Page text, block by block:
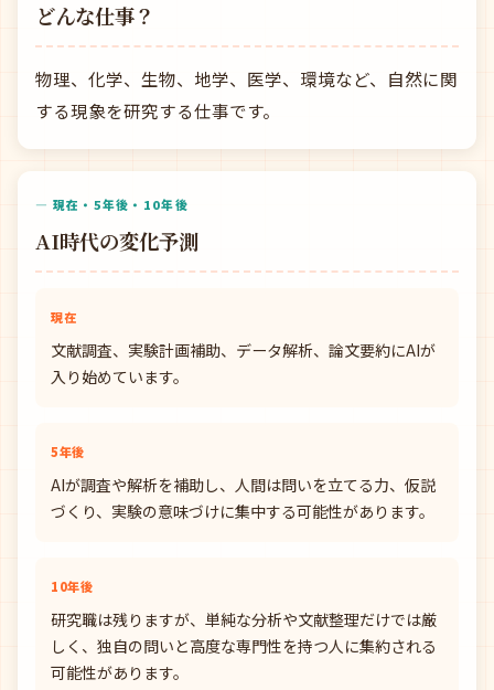
どんな仕事？
物理、化学、生物、地学、医学、環境など、自然に関
する現象を研究する仕事です。
— 現在・5年後・10年後
AI時代の変化予測
現在
文献調査、実験計画補助、データ解析、論文要約にAIが
入り始めています。
5年後
AIが調査や解析を補助し、人間は問いを立てる力、仮説
づくり、実験の意味づけに集中する可能性があります。
10年後
研究職は残りますが、単純な分析や文献整理だけでは厳
しく、独自の問いと高度な専門性を持つ人に集約される
可能性があります。